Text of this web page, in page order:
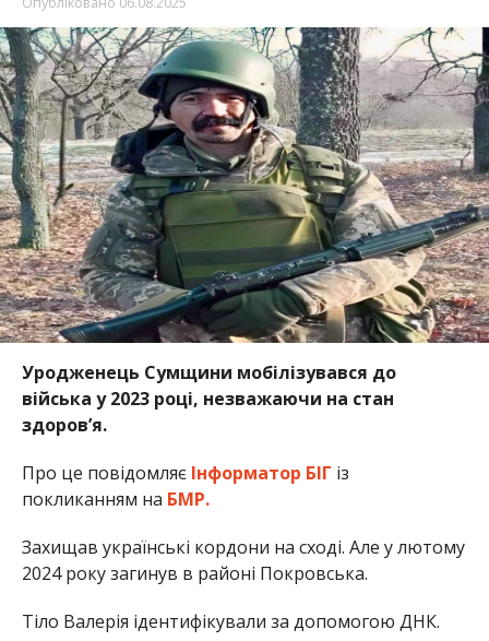
Уродженець Сумщини мобілізувався до
війська у 2023 році, незважаючи на стан
здоров’я.
Про це повідомляє Інформатор БІГ із
покликанням на БМР.
Захищав українські кордони на сході. Але у лютому
2024 року загинув в районі Покровська.
Тіло Валерія ідентифікували за допомогою ДНК.